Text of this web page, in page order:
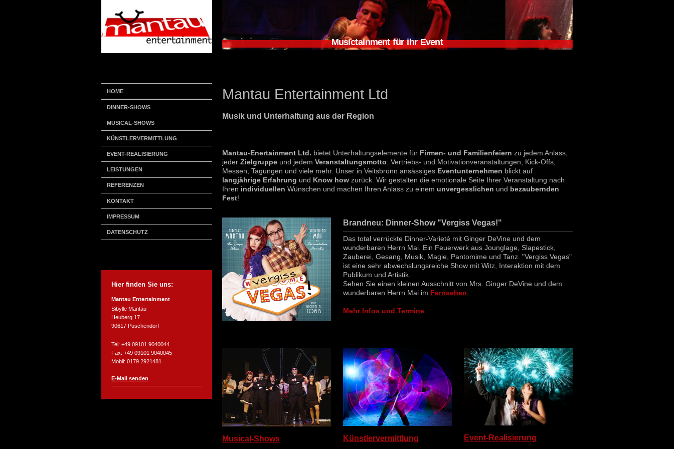
HOME
DINNER-SHOWS
MUSICAL-SHOWS
KÜNSTLERVERMITTLUNG
EVENT-REALISIERUNG
LEISTUNGEN
REFERENZEN
KONTAKT
IMPRESSUM
DATENSCHUTZ
Hier finden Sie uns:
Mantau Entertainment
Sibylle Mantau
Heuberg 17
90617 Puschendorf
Tel: +49 09101 9040044
Fax: +49 09101 9040045
Mobil: 0179 2921481
E-Mail senden
Musictainment für ihr Event
Mantau Entertainment Ltd
Musik und Unterhaltung aus der Region
Mantau-Enertainment Ltd. bietet Unterhaltungselemente für Firmen- und Familienfeiern zu jedem Anlass,
jeder Zielgruppe und jedem Veranstaltungsmotto: Vertriebs- und Motivationveranstaltungen, Kick-Offs,
Messen, Tagungen und viele mehr. Unser in Veitsbronn ansässiges Eventunternehmen blickt auf
langjährige Erfahrung und Know how zurück. Wir gestalten die emotionale Seite Ihrer Veranstaltung nach
Ihren individuellen Wünschen und machen Ihren Anlass zu einem unvergesslichen und bezaubernden
Fest!
Brandneu: Dinner-Show "Vergiss Vegas!"
Das total verrückte Dinner-Varieté mit Ginger DeVine und dem
wunderbaren Herrn Mai. Ein Feuerwerk aus Jounglage, Slapestick,
Zauberei, Gesang, Musik, Magie, Pantomime und Tanz. "Vergiss Vegas"
ist eine sehr abwechslungsreiche Show mit Witz, Interaktion mit dem
Publikum und Artistik.
Sehen Sie einen kleinen Ausschnitt von Mrs. Ginger DeVine und dem
wunderbaren Herrn Mai im Fernsehen
Mehr Infos und Termine
Musical-Shows Künstlervermittlung Event-Realisierung